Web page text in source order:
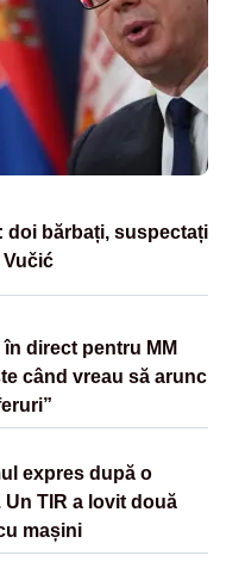
doi bărbați, suspectați
direct pentru MM
când vreau să arunc
expres după o
TIR a lovit două
mașini